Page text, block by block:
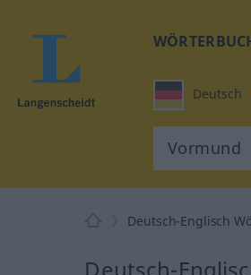
Deutsch
Deutsch-Englisch